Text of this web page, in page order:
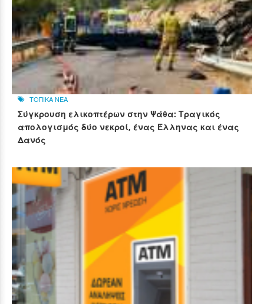
ΤΟΠΙΚΑ ΝΕΑ
Σύγκρουση ελικοπτέρων στην Ψάθα: Τραγικός
απολογισμός δύο νεκροί, ένας Έλληνας και ένας
Δανός